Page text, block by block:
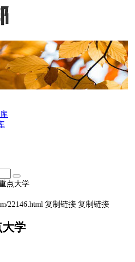
点大学
22146.html 复制链接 复制链接
学